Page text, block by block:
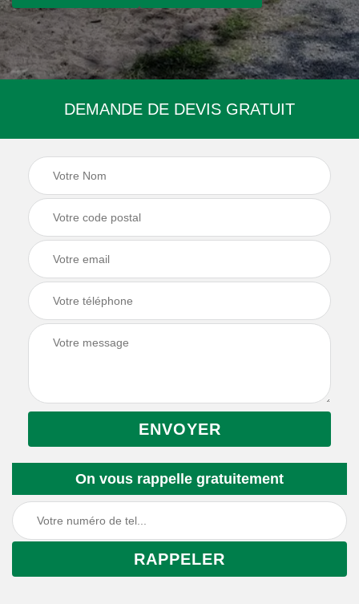
DEMANDE DE DEVIS GRATUIT
On vous rappelle gratuitement